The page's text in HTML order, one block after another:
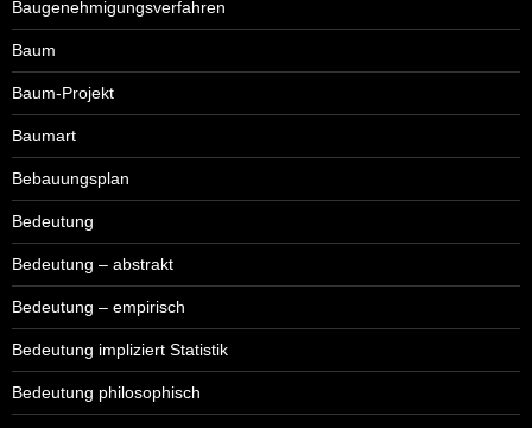
Baugenehmigungsverfahren
Baum
Baum-Projekt
Baumart
Bebauungsplan
Bedeutung
Bedeutung – abstrakt
Bedeutung – empirisch
Bedeutung impliziert Statistik
Bedeutung philosophisch